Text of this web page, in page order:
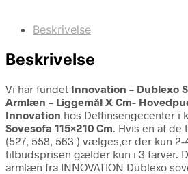
Beskrivelse
Beskrivelse
Vi har fundet Innovation – Dublexo
Armlæn – Liggemål X Cm-
Innovation hos Delfinsengecenter i
Sovesofa 115×210 Cm. Hvis en af de
(527, 558, 563 ) vælges,er der kun
tilbudsprisen gælder kun i 3 farver.
armlæn fra INNOVATION Dublexo